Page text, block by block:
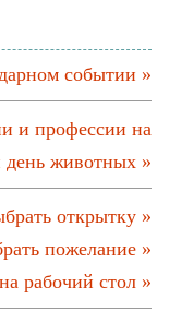
событии »
и профессии на
животных »
открытку »
пожелание »
рабочий стол »